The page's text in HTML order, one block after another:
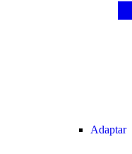
Adaptar